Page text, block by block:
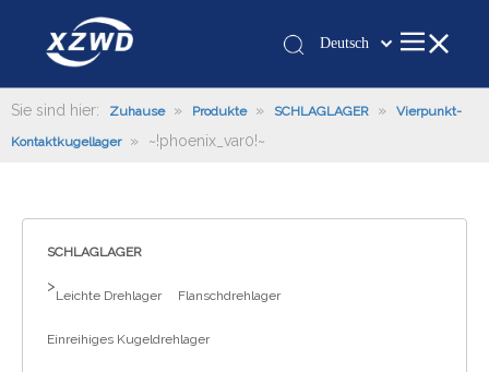
Deutsch
românesc
Sie sind hier: Zuhause » Produkte » SCHLAGLAGER »
Vierpunkt-
Kontaktkugellager
» ~!phoenix_var0!~
SCHLAGLAGER
>
Leichte Drehlager Flanschdrehlager
Einreihiges Kugeldrehlager